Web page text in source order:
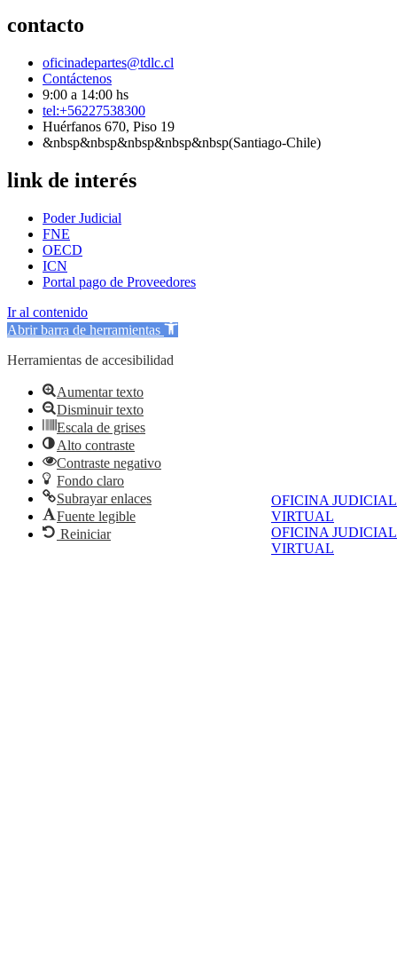
OFICINA JUDICIAL
VIRTUAL
OFICINA JUDICIAL
VIRTUAL
contacto
oficinadepartes@tdlc.cl
Contáctenos
9:00 a 14:00 hs
tel:+56227538300
Huérfanos 670, Piso 19
&nbsp&nbsp&nbsp&nbsp&nbsp(Santiago-Chile)
link de interés
Poder Judicial
FNE
OECD
ICN
Portal pago de Proveedores
Ir al contenido
Abrir barra de herramientas
Herramientas de accesibilidad
Aumentar texto
Disminuir texto
Escala de grises
Alto contraste
Contraste negativo
Fondo claro
Subrayar enlaces
Fuente legible
Reiniciar